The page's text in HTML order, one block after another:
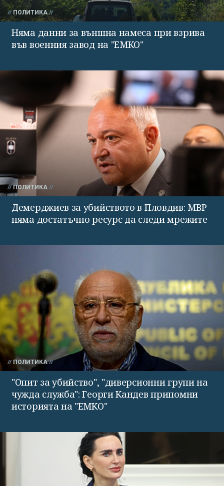
ПОЛИТИКА
Няма данни за външна намеса при взрива
във военния завод на "ЕМКО"
ПОЛИТИКА
Демерджиев за убийството в Пловдив: МВР
няма достатъчно ресурс да следи мрежите
ПОЛИТИКА
"Опит за убийство", "диверсионни групи на
чужда служба": Георги Кандев припомни
историята на "ЕМКО"